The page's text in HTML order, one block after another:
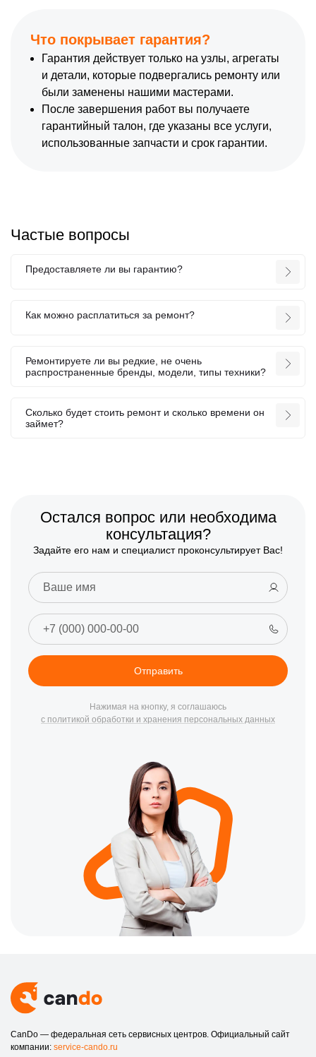
Что покрывает гарантия?
Гарантия действует только на узлы, агрегаты
и детали, которые подвергались ремонту или
были заменены нашими мастерами.
После завершения работ вы получаете
гарантийный талон, где указаны все услуги,
использованные запчасти и срок гарантии.
Частые вопросы
Предоставляете ли вы гарантию?
Как можно расплатиться за ремонт?
Ремонтируете ли вы редкие, не очень
распространенные бренды, модели, типы техники?
Сколько будет стоить ремонт и сколько времени он
займет?
Остался вопрос или необходима
консультация?
Задайте его нам и специалист проконсультирует Вас!
Отправить
Нажимая на кнопку, я соглашаюсь
с политикой обработки и хранения персональных данных
CanDo — федеральная сеть сервисных центров. Официальный сайт
компании: service-cando.ru